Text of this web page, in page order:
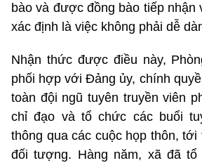
bào và được đồng bào tiếp
xác định là việc không phải dễ
Nhận thức được điều này,
phối hợp với Đảng ủy, chính
toàn đội ngũ tuyên truyền viên
chỉ đạo và tổ chức các buổi
thông qua các cuộc họp thôn,
đối tượng. Hàng năm, xã đã